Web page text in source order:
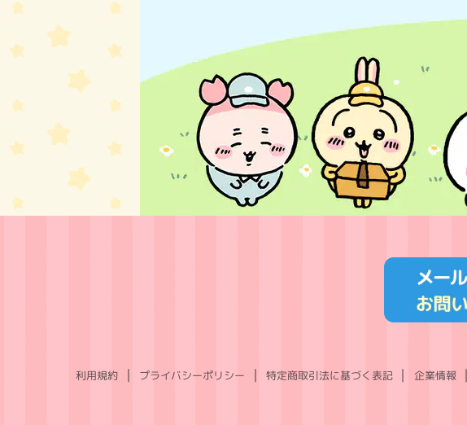
利用規約 プライバシーポリシー 特定商取引法に基づく表記 企業情報